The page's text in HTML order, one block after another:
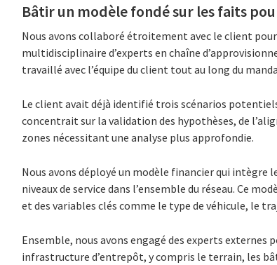
Bâtir un modèle fondé sur les faits
Nous avons collaboré étroitement avec le client
multidisciplinaire d’experts en chaîne
travaillé avec l’équipe du client tout au long du
Le client avait déjà identifié trois scénarios
concentrait sur la validation des hypothèses, de
zones nécessitant une analyse plus approfondie.
Nous avons déployé un modèle financier qui intègre
niveaux de service dans l’ensemble du réseau. Ce
et des variables clés comme le type de véhicule, le
Ensemble, nous avons engagé des experts externes
infrastructure d’entrepôt, y compris le terrain, les